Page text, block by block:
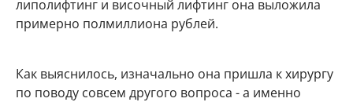
липолифтинг и височный лифтинг она выложила
примерно полмиллиона рублей.
Как выяснилось, изначально она пришла к хирургу
по поводу совсем другого вопроса - а именно